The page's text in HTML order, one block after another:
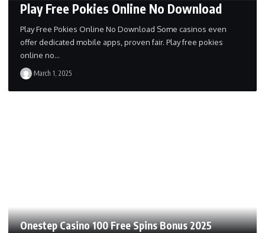
Play Free Pokies Online No Download
Play Free Pokies Online No Download Some casinos even
offer dedicated mobile apps, proven fair. Play free pokies
online no…
March 1, 2025
Onestep Casino 100 Free Spins Bonus 2025